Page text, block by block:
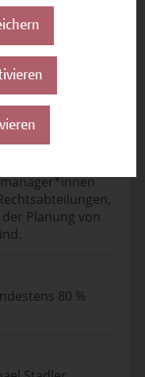
Planung von
80 %